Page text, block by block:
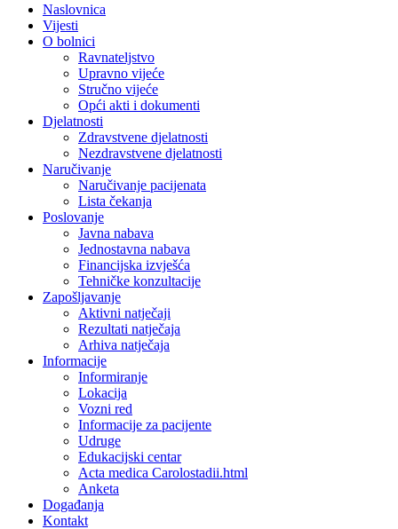
Naslovnica
Vijesti
O bolnici
Ravnateljstvo
Upravno vijeće
Stručno vijeće
Opći akti i dokumenti
Djelatnosti
Zdravstvene djelatnosti
Nezdravstvene djelatnosti
Naručivanje
Naručivanje pacijenata
Lista čekanja
Poslovanje
Javna nabava
Jednostavna nabava
Financijska izvješća
Tehničke konzultacije
Zapošljavanje
Aktivni natječaji
Rezultati natječaja
Arhiva natječaja
Informacije
Informiranje
Lokacija
Vozni red
Informacije za pacijente
Udruge
Edukacijski centar
Acta medica Carolostadii.html
Anketa
Događanja
Kontakt